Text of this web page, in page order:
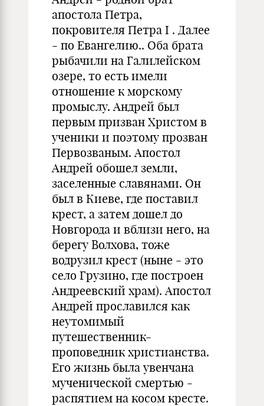
апостола Петра,
покровителя Петра I . Далее
- по Евангелию.. Оба брата
рыбачили на Галилейском
озере, то есть имели
отношение к морскому
промыслу. Андрей был
первым призван Христом в
ученики и поэтому прозван
Первозваным. Апостол
Андрей обошел земли,
заселенные славянами. Он
был в Киеве, где поставил
крест, а затем дошел до
Новгорода и вблизи него, на
берегу Волхова, тоже
водрузил крест (ныне - это
село Грузино, где построен
Андреевский храм). Апостол
Андрей прославился как
неутомимый
путешественник-
проповедник христианства.
Его жизнь была увенчана
мученической смертью -
распятием на косом кресте.